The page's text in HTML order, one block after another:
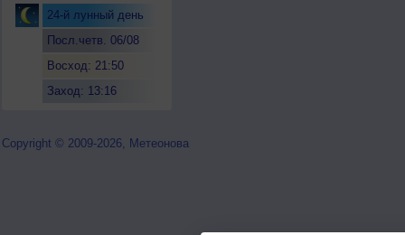
24-й лунный день
Посл.четв. 06/08
Восход: 21:50
Заход: 13:16
Copyright © 2009-2026, Метеонова